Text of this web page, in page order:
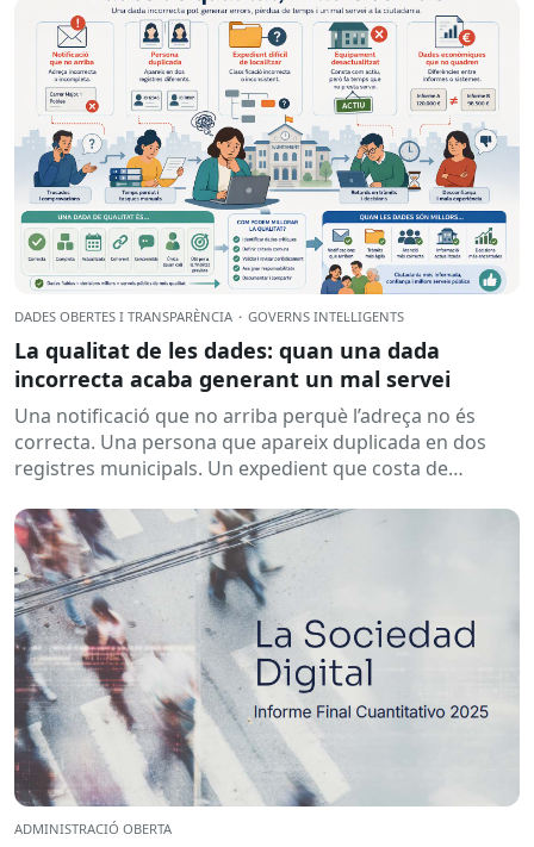
DADES OBERTES I TRANSPARÈNCIA · GOVERNS INTEL·LIGENTS
La qualitat de les dades: quan una dada
incorrecta acaba generant un mal servei
Una notificació que no arriba perquè l’adreça no és
correcta. Una persona que apareix duplicada en dos
registres municipals. Un expedient que costa de
ADMINISTRACIÓ OBERTA